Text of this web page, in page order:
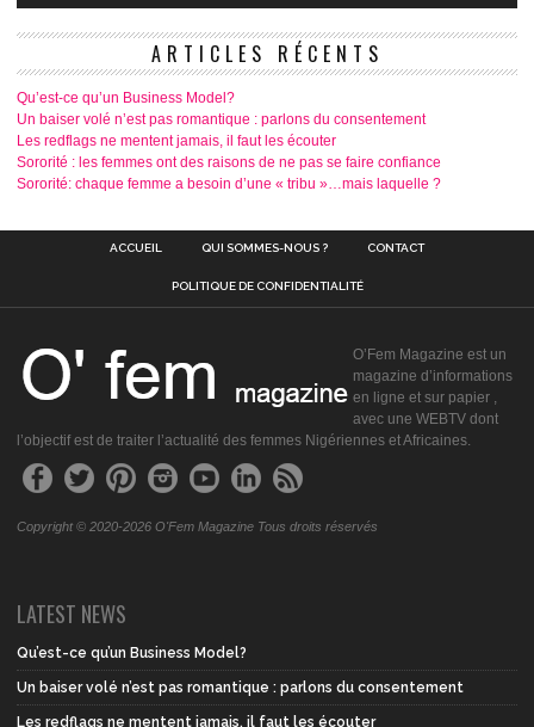
ARTICLES RÉCENTS
Qu’est-ce qu’un Business Model?
Un baiser volé n’est pas romantique : parlons du consentement
Les redflags ne mentent jamais, il faut les écouter
Sororité : les femmes ont des raisons de ne pas se faire confiance
Sororité: chaque femme a besoin d’une « tribu »…mais laquelle ?
ACCUEIL QUI SOMMES-NOUS ? CONTACT
POLITIQUE DE CONFIDENTIALITÉ
O’Fem Magazine est un
magazine d’informations
en ligne et sur papier ,
avec une WEBTV dont
l’objectif est de traiter l’actualité des femmes Nigériennes et Africaines.
Copyright © 2020-2026 O'Fem Magazine Tous droits réservés
LATEST NEWS
Qu’est-ce qu’un Business Model?
Un baiser volé n’est pas romantique : parlons du consentement
Les redflags ne mentent jamais, il faut les écouter